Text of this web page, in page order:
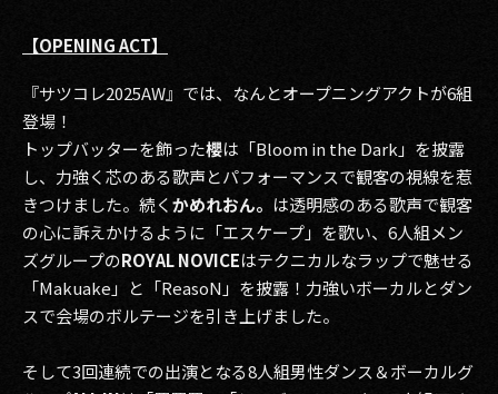
【OPENING ACT】
『サツコレ2025AW』では、なんとオープニングアクトが6組
登場！
トップバッターを飾った櫻は「Bloom in the Dark」を披露
し、力強く芯のある歌声とパフォーマンスで観客の視線を惹
きつけました。続くかめれおん。 は透明感のある歌声で観客
の心に訴えかけるように「エスケープ」を歌い、6人組メン
ズグループのROYAL NOVICEはテクニカルなラップで魅せる
「Makuake」と「ReasoN」を披露！力強いボーカルとダン
スで会場のボルテージを引き上げました。
そして3回連続での出演となる8人組男性ダンス＆ボーカルグ